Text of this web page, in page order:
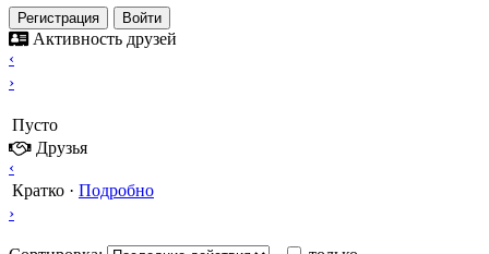
Регистрация Войти
Активность друзей
‹
›
Пусто
Друзья
‹
Кратко · Подробно
›